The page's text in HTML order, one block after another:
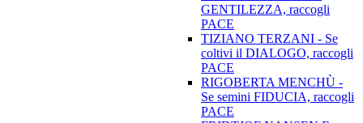
GENTILEZZA, raccogli
PACE
TIZIANO TERZANI - Se
coltivi il DIALOGO, raccogli
PACE
RIGOBERTA MENCHÙ -
Se semini FIDUCIA, raccogli
PACE